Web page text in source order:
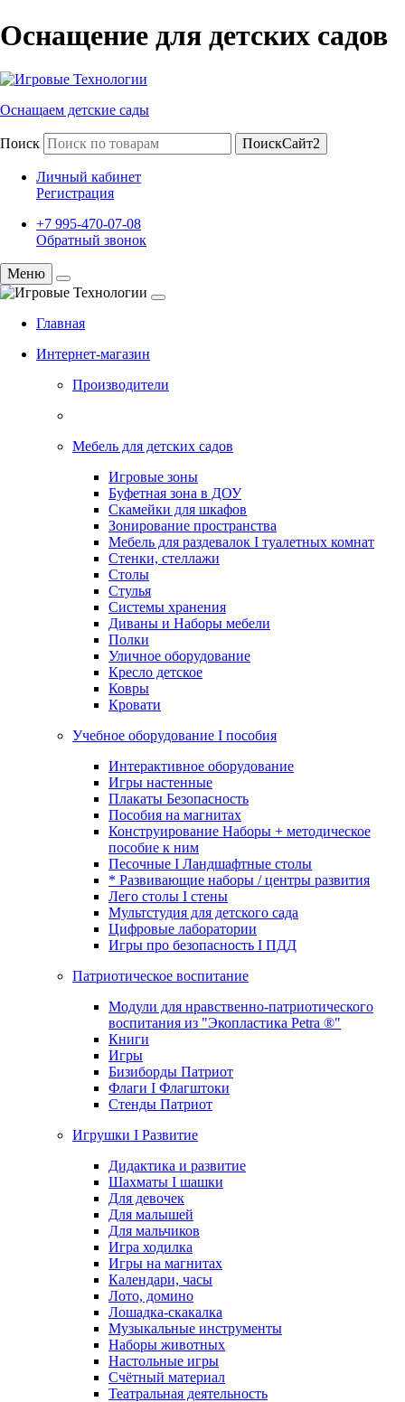
Оснащение для детских садов
Оснащаем детские сады
Поиск ПоискСайт2
Личный кабинет
Регистрация
+7 995-470-07-08
Обратный звонок
Меню
Главная
Интернет-магазин
Производители
Мебель для детских садов
Игровые зоны
Буфетная зона в ДОУ
Скамейки для шкафов
Зонирование пространства
Мебель для раздевалок I туалетных комнат
Стенки, стеллажи
Столы
Стулья
Системы хранения
Диваны и Наборы мебели
Полки
Уличное оборудование
Кресло детское
Ковры
Кровати
Учебное оборудование I пособия
Интерактивное оборудование
Игры настенные
Плакаты Безопасность
Пособия на магнитах
Конструирование Наборы + методическое
пособие к ним
Песочные I Ландшафтные столы
* Развивающие наборы / центры развития
Лего столы I стены
Мультстудия для детского сада
Цифровые лаборатории
Игры про безопасность I ПДД
Патриотическое воспитание
Модули для нравственно-патриотического
воспитания из "Экопластика Petra ®"
Книги
Игры
Бизиборды Патриот
Флаги I Флагштоки
Стенды Патриот
Игрушки I Развитие
Дидактика и развитие
Шахматы I шашки
Для девочек
Для малышей
Для мальчиков
Игра ходилка
Игры на магнитах
Календари, часы
Лото, домино
Лошадка-скакалка
Музыкальные инструменты
Наборы животных
Настольные игры
Счётный материал
Театральная деятельность